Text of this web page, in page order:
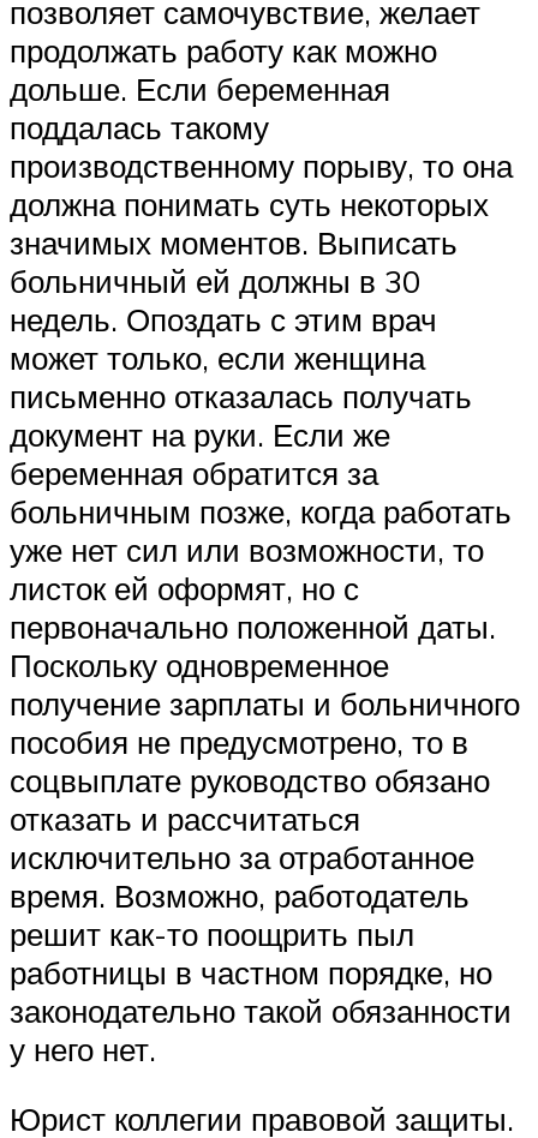
позволяет самочувствие, желает
продолжать работу как можно
дольше. Если беременная
поддалась такому
производственному порыву, то она
должна понимать суть некоторых
значимых моментов. Выписать
больничный ей должны в 30
недель. Опоздать с этим врач
может только, если женщина
письменно отказалась получать
документ на руки. Если же
беременная обратится за
больничным позже, когда работать
уже нет сил или возможности, то
листок ей оформят, но с
первоначально положенной даты.
Поскольку одновременное
получение зарплаты и больничного
пособия не предусмотрено, то в
соцвыплате руководство обязано
отказать и рассчитаться
исключительно за отработанное
время. Возможно, работодатель
решит как-то поощрить пыл
работницы в частном порядке, но
законодательно такой обязанности
у него нет.
Юрист коллегии правовой защиты.